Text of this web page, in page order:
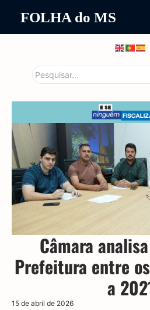
FOLHA do MS
Câmara
Prefeitura entre
a
15 de abril de 2026